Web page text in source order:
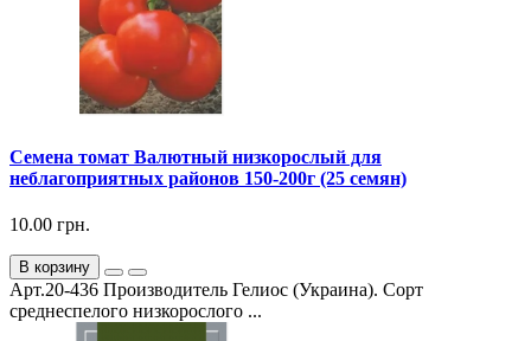
Семена томат Валютный низкорослый для
неблагоприятных районов 150-200г (25 семян)
10.00 грн.
В корзину
Арт.20-436 Производитель Гелиос (Украина). Сорт
среднеспелого низкорослого ...